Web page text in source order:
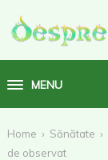
MENU
Home › Sănătate ›
de observat